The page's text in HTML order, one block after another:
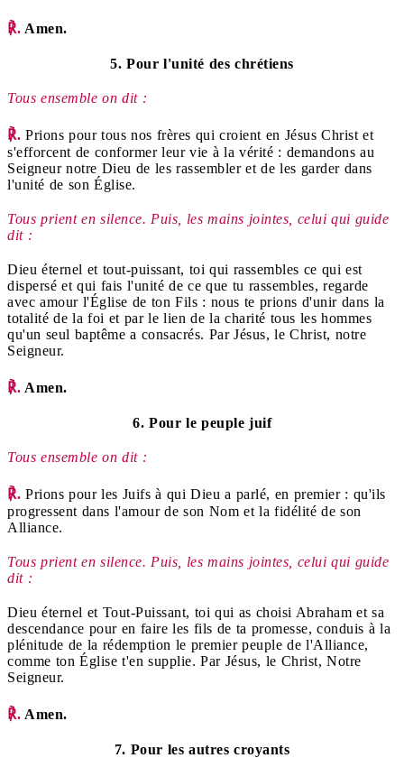
℟. Amen.
5. Pour l'unité des chrétiens
Tous ensemble on dit :
℟. Prions pour tous nos frères qui croient en Jésus Christ et
s'efforcent de conformer leur vie à la vérité : demandons au
Seigneur notre Dieu de les rassembler et de les garder dans
l'unité de son Église.
Tous prient en silence. Puis, les mains jointes, celui qui guide
dit :
Dieu éternel et tout-puissant, toi qui rassembles ce qui est
dispersé et qui fais l'unité de ce que tu rassembles, regarde
avec amour l'Église de ton Fils : nous te prions d'unir dans la
totalité de la foi et par le lien de la charité tous les hommes
qu'un seul baptême a consacrés. Par Jésus, le Christ, notre
Seigneur.
℟. Amen.
6. Pour le peuple juif
Tous ensemble on dit :
℟. Prions pour les Juifs à qui Dieu a parlé, en premier : qu'ils
progressent dans l'amour de son Nom et la fidélité de son
Alliance.
Tous prient en silence. Puis, les mains jointes, celui qui guide
dit :
Dieu éternel et Tout-Puissant, toi qui as choisi Abraham et sa
descendance pour en faire les fils de ta promesse, conduis à la
plénitude de la rédemption le premier peuple de l'Alliance,
comme ton Église t'en supplie. Par Jésus, le Christ, Notre
Seigneur.
℟. Amen.
7. Pour les autres croyants